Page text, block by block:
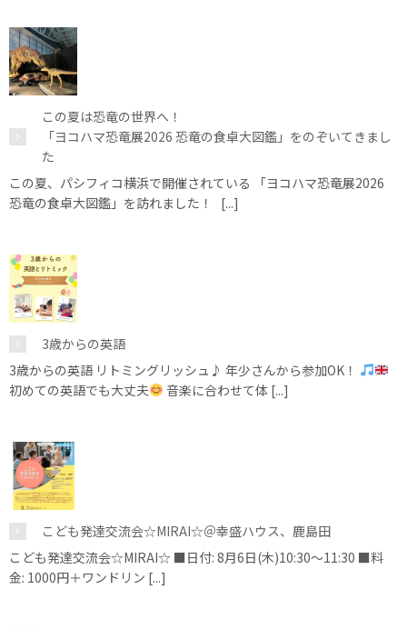
この夏は恐竜の世界へ！
「ヨコハマ恐竜展2026 恐竜の食卓大図鑑」をのぞいてきまし
た
この夏、パシフィコ横浜で開催されている 「ヨコハマ恐竜展2026
恐竜の食卓大図鑑」を訪れました！ [...]
3歳からの英語
3歳からの英語 リトミングリッシュ♪ 年少さんから参加OK！
初めての英語でも大丈夫
音楽に合わせて体 [...]
こども発達交流会☆MIRAI☆＠幸盛ハウス、鹿島田
こども発達交流会☆MIRAI☆ ■日付: 8月6日(木)10:30～11:30 ■料
金: 1000円＋ワンドリン [...]